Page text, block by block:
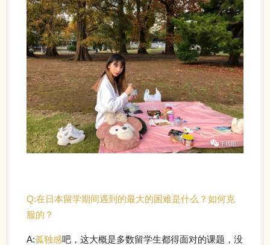
Q:在日本留学期间遇到的最大的困难是什么？如何克
服的？
A:孤独感吧，这大概是多数留学生都得面对的课题，没